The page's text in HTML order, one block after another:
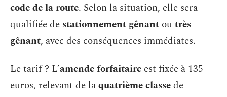
code de la route. Selon la situation, elle sera
qualifiée de stationnement gênant ou très
gênant, avec des conséquences immédiates.
Le tarif ? L’amende forfaitaire est fixée à 135
euros, relevant de laquatrième classede